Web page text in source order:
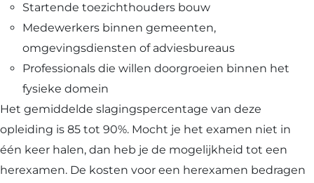
Startende toezichthouders bouw
Medewerkers binnen gemeenten,
omgevingsdiensten of adviesbureaus
Professionals die willen doorgroeien binnen het
fysieke domein
Het gemiddelde slagingspercentage van deze
opleiding is 85 tot 90%. Mocht je het examen niet in
één keer halen, dan heb je de mogelijkheid tot een
herexamen. De kosten voor een herexamen bedragen